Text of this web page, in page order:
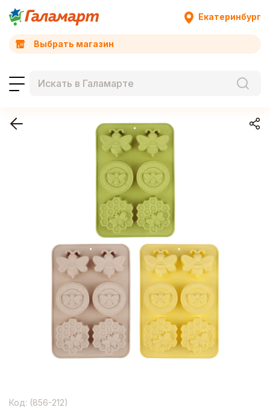
Екатеринбург
Выбрать магазин
Код: (856-212)